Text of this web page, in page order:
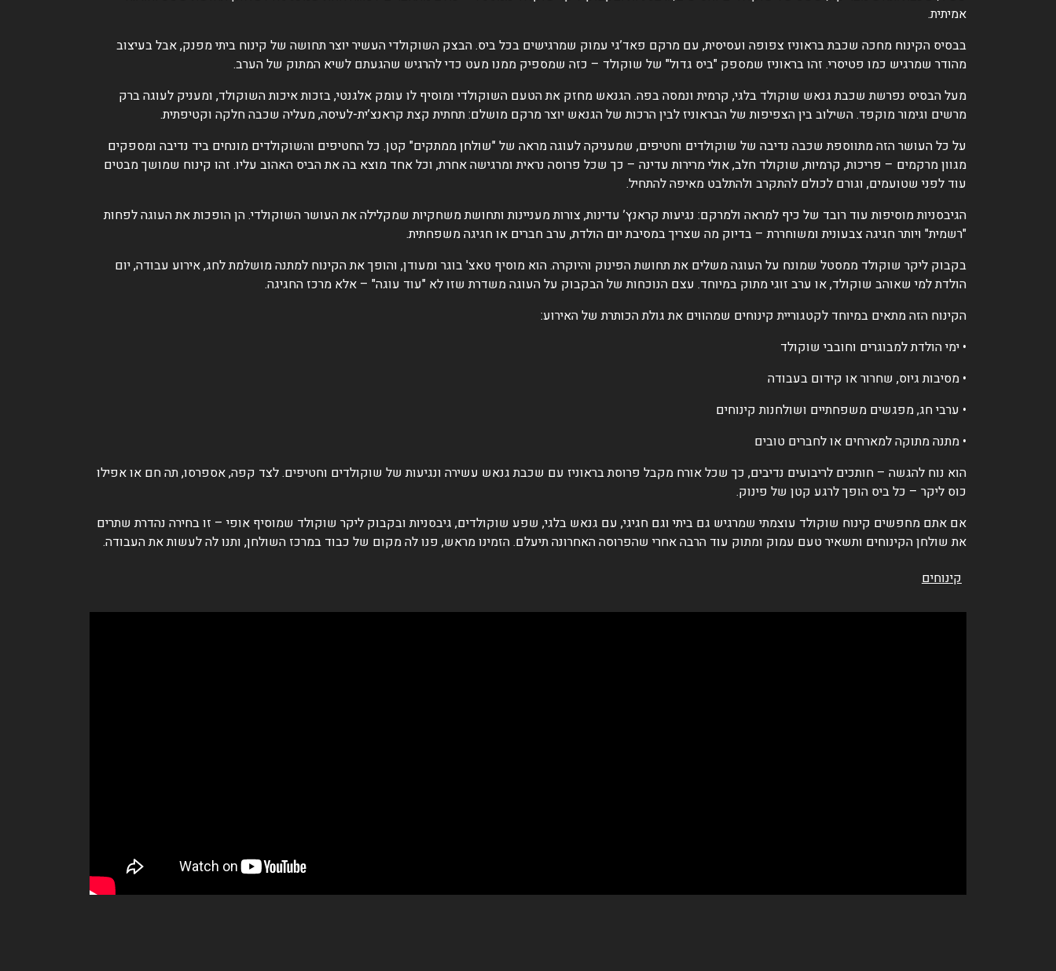
אמיתית.
בבסיס הקינוח מחכה שכבת בראוניז צפופה ועסיסית, עם מרקם פאד’גי עמוק שמרגישים בכל ביס. הבצק השוקולדי העשיר יוצר תחושה של קינוח ביתי מפנק, אבל בעיצוב
מהודר שמרגיש כמו פטיסרי. זהו בראוניז שמספק "ביס גדול" של שוקולד – כזה שמספיק ממנו מעט כדי להרגיש שהגעתם לשיא המתוק של הערב.
מעל הבסיס נפרשת שכבת גנאש שוקולד בלגי, קרמית ונמסה בפה. הגנאש מחזק את הטעם השוקולדי ומוסיף לו עומק אלגנטי, בזכות איכות השוקולד, ומעניק לעוגה ברק
מרשים וגימור מוקפד. השילוב בין הצפיפות של הבראוניז לבין הרכות של הגנאש יוצר מרקם מושלם: תחתית קצת קראנצ’ית-לעיסה, מעליה שכבה חלקה וקטיפתית.
על כל העושר הזה מתווספת שכבה נדיבה של שוקולדים וחטיפים, שמעניקה לעוגה מראה של "שולחן ממתקים" קטן. כל החטיפים והשוקולדים מונחים ביד נדיבה ומספקים
מגוון מרקמים – פריכות, קרמיות, שוקולד חלב, אולי מרירות עדינה – כך שכל פרוסה נראית ומרגישה אחרת, וכל אחד מוצא בה את הביס האהוב עליו. זהו קינוח שמושך מבטים
עוד לפני שטועמים, וגורם לכולם להתקרב ולהתלבט מאיפה להתחיל.
הגיבסניות מוסיפות עוד רובד של כיף למראה ולמרקם: נגיעות קראנץ’ עדינות, צורות מעניינות ותחושת משחקיות שמקלילה את העושר השוקולדי. הן הופכות את העוגה לפחות
"רשמית" ויותר חגיגה צבעונית ומשוחררת – בדיוק מה שצריך במסיבת יום הולדת, ערב חברים או חגיגה משפחתית.
בקבוק ליקר שוקולד ממסטל שמונח על העוגה משלים את תחושת הפינוק והיוקרה. הוא מוסיף טאצ' בוגר ומעודן, והופך את הקינוח למתנה מושלמת לחג, אירוע עבודה, יום
הולדת למי שאוהב שוקולד, או ערב זוגי מתוק במיוחד. עצם הנוכחות של הבקבוק על העוגה משדרת שזו לא "עוד עוגה" – אלא מרכז החגיגה.
הקינוח הזה מתאים במיוחד לקטגוריית קינוחים שמהווים את גולת הכותרת של האירוע:
• ימי הולדת למבוגרים וחובבי שוקולד
• מסיבות גיוס, שחרור או קידום בעבודה
• ערבי חג, מפגשים משפחתיים ושולחנות קינוחים
• מתנה מתוקה למארחים או לחברים טובים
הוא נוח להגשה – חותכים לריבועים נדיבים, כך שכל אורח מקבל פרוסת בראוניז עם שכבת גנאש עשירה ונגיעות של שוקולדים וחטיפים. לצד קפה, אספרסו, תה חם או אפילו
כוס ליקר – כל ביס הופך לרגע קטן של פינוק.
אם אתם מחפשים קינוח שוקולד עוצמתי שמרגיש גם ביתי וגם חגיגי, עם גנאש בלגי, שפע שוקולדים, גיבסניות ובקבוק ליקר שוקולד שמוסיף אופי – זו בחירה נהדרת שתרים
את שולחן הקינוחים ותשאיר טעם עמוק ומתוק עוד הרבה אחרי שהפרוסה האחרונה תיעלם. הזמינו מראש, פנו לה מקום של כבוד במרכז השולחן, ותנו לה לעשות את העבודה.
קינוחים